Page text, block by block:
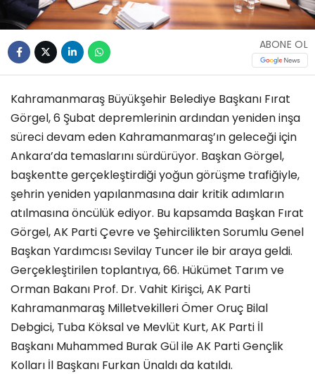
ABONE OL
Kahramanmaraş Büyükşehir Belediye Başkanı Fırat
Görgel, 6 Şubat depremlerinin ardından yeniden inşa
süreci devam eden Kahramanmaraş’ın geleceği için
Ankara’da temaslarını sürdürüyor. Başkan Görgel,
başkentte gerçekleştirdiği yoğun görüşme trafiğiyle,
şehrin yeniden yapılanmasına dair kritik adımların
atılmasına öncülük ediyor. Bu kapsamda Başkan Fırat
Görgel, AK Parti Çevre ve Şehircilikten Sorumlu Genel
Başkan Yardımcısı Sevilay Tuncer ile bir araya geldi.
Gerçekleştirilen toplantıya, 66. Hükümet Tarım ve
Orman Bakanı Prof. Dr. Vahit Kirişci, AK Parti
Kahramanmaraş Milletvekilleri Ömer Oruç Bilal
Debgici, Tuba Köksal ve Mevlüt Kurt, AK Parti İl
Başkanı Muhammed Burak Gül ile AK Parti Gençlik
Kolları İl Başkanı Furkan Ünaldı da katıldı.